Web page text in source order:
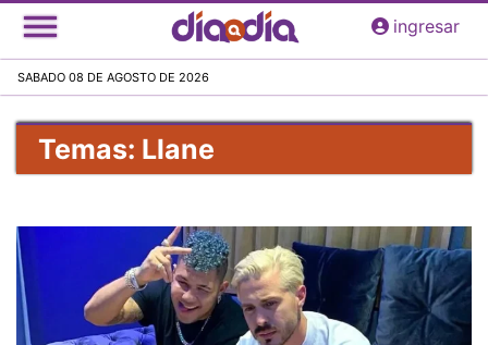
Pasar
al
principal
ingresar
SABADO 08 DE AGOSTO DE 2026
Temas: Llane